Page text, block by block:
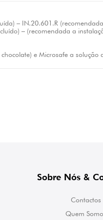
– IN.20.601.R
– (recomendada a
e Microsafe a solução
Sobre Nós &
Contactos
Quem